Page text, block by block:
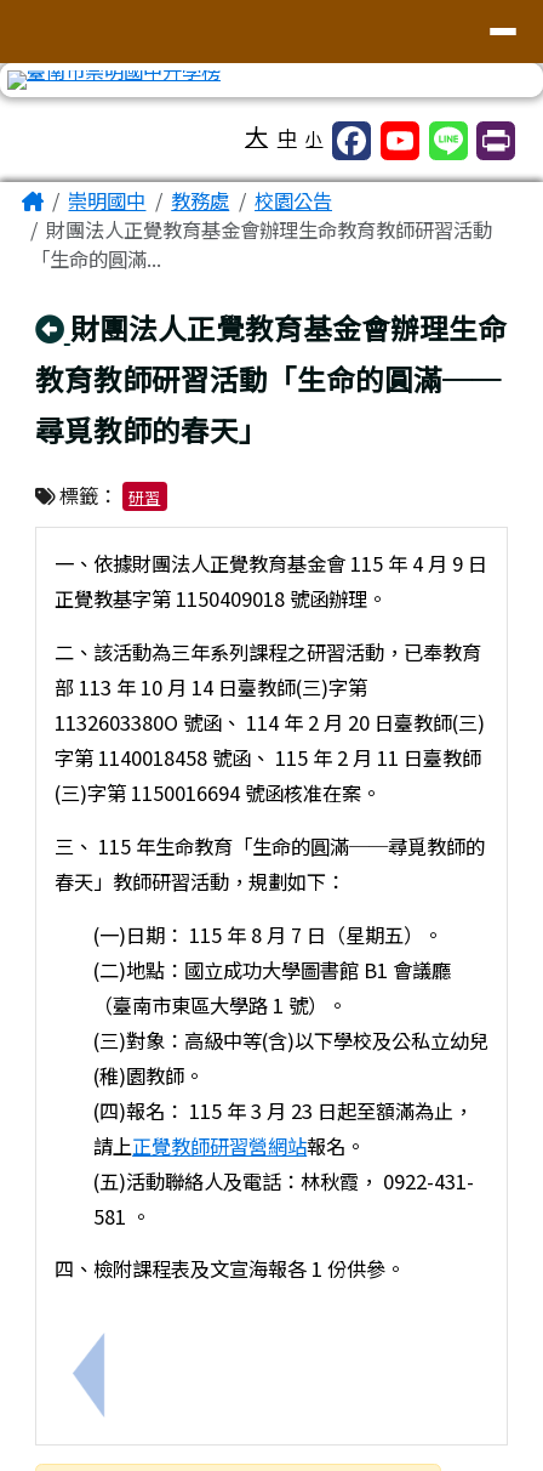
大 中 小
主內容區域
Home崇明國中 教務處
校園公告
財團法人正覺教育基金會辦理生命教育教師研習活動
「生命的圓滿...
回上頁
財團法人正覺教育基金會辦理生命
教育教師研習活動「生命的圓滿──
尋覓教師的春天」
標籤： 研習
上一筆：國立臺灣師範大學為宣導115年國中教育會
一、依據財團法人正覺教育基金會 115 年 4 月 9 日
正覺教基字第 1150409018 號函辦理。
二、該活動為三年系列課程之研習活動，已奉教育
部 113 年 10 月 14 日臺教師(三)字第
1132603380O 號函、 114 年 2 月 20 日臺教師(三)
字第 1140018458 號函、 115 年 2 月 11 日臺教師
(三)字第 1150016694 號函核准在案。
三、 115 年生命教育「生命的圓滿──尋覓教師的
春天」教師研習活動，規劃如下：
(一)日期： 115 年 8 月 7 日（星期五）。
(二)地點：國立成功大學圖書館 B1 會議廳
（臺南市東區大學路 1 號）。
(三)對象：高級中等(含)以下學校及公私立幼兒
(稚)園教師。
(四)報名： 115 年 3 月 23 日起至額滿為止，
請上正覺教師研習營網站報名。
(五)活動聯絡人及電話：林秋霞， 0922-431-
581 。
四、檢附課程表及文宣海報各 1 份供參。
頁尾區域